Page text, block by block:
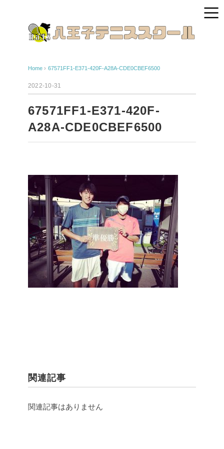
Home › 67571FF1-E371-420F-A28A-CDE0CBEF6500
2022-10-31
67571FF1-E371-420F-
A28A-CDE0CBEF6500
関連記事
関連記事はありません